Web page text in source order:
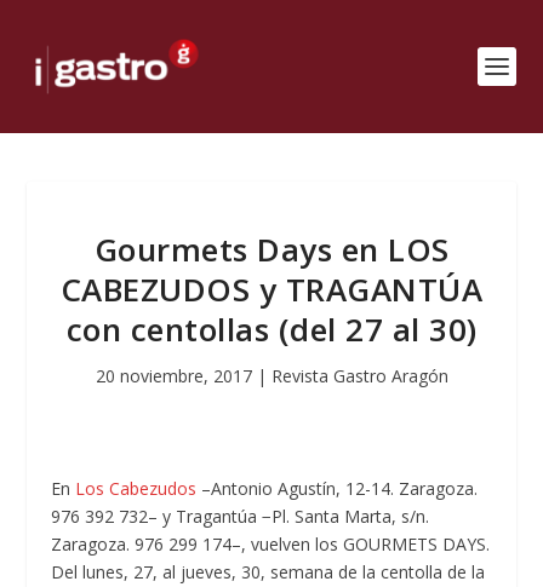
Gourmets Days en LOS
CABEZUDOS y TRAGANTÚA
con centollas (del 27 al 30)
20 noviembre, 2017| Revista Gastro Aragón
En Los Cabezudos –Antonio Agustín, 12-14. Zaragoza.
976 392 732– y Tragantúa −Pl. Santa Marta, s/n.
Zaragoza. 976 299 174–, vuelven los GOURMETS DAYS.
Del lunes, 27, al jueves, 30, semana de la centolla de la